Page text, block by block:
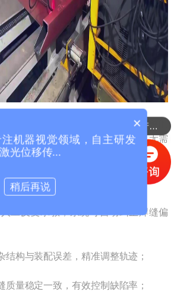
系统与发那科机器人集成构成完整的
了激光焊缝跟踪系统后，机器人无需
据激光寻位数据自动规划焊接路径；
实时跟踪功能，实现对焊缝动态调整
焊缝跟踪系统具备如下优势：
工反复示教，系统可自动纠正焊缝偏
构与装配误差，精准调整轨迹；
量稳定一致，有效控制缺陷率；
你们是怎么收费的呢？
×
机器视觉领域，自主研发
光位移传...
稍后再说